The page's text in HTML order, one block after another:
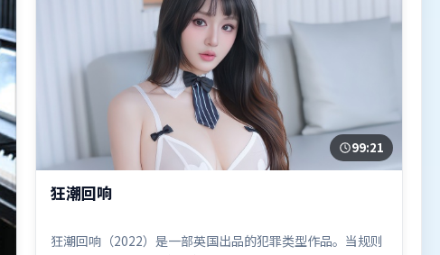
99:21
狂潮回响
狂潮回响（2022）是一部英国出品的犯罪类型作品。当规则